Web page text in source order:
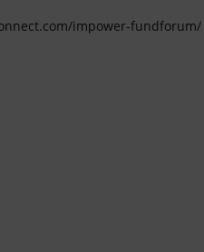
impower-fundforum/